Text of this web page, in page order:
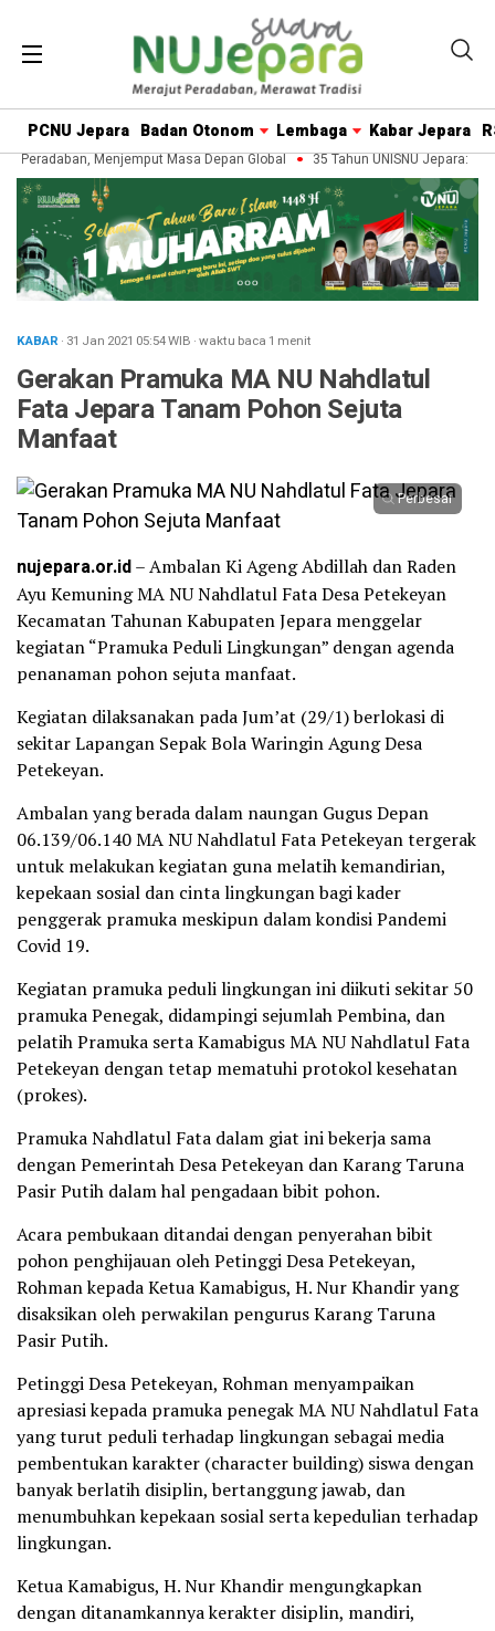
PCNU Jepara Badan Otonom Lembaga Kabar Jepara
Menjemput Masa Depan Global 35 Tahun UNISNU Jepara:
KABAR · 31 Jan 2021 05:54WIB ·waktu baca 1 menit
Gerakan Pramuka MA NU Nahdlatul
Fata Jepara Tanam Pohon Sejuta
Manfaat
Perbesar
nujepara.or.id– Ambalan Ki Ageng Abdillah dan Raden
Ayu Kemuning MA NU Nahdlatul Fata Desa Petekeyan
Kecamatan Tahunan Kabupaten Jepara menggelar
kegiatan “Pramuka Peduli Lingkungan” dengan agenda
penanaman pohon sejuta manfaat.
Kegiatan dilaksanakan pada Jum’at (29/1) berlokasi di
sekitar Lapangan Sepak Bola Waringin Agung Desa
Petekeyan.
Ambalan yang berada dalam naungan Gugus Depan
06.139/06.140 MA NU Nahdlatul Fata Petekeyan tergerak
untuk melakukan kegiatan guna melatih kemandirian,
kepekaan sosial dan cinta lingkungan bagi kader
penggerak pramuka meskipun dalam kondisi Pandemi
Covid 19.
Kegiatan pramuka peduli lingkungan ini diikuti sekitar 50
pramuka Penegak, didampingi sejumlah Pembina, dan
pelatih Pramuka serta Kamabigus MA NU Nahdlatul Fata
Petekeyan dengan tetap mematuhi protokol kesehatan
(prokes).
Pramuka Nahdlatul Fata dalam giat ini bekerja sama
dengan Pemerintah Desa Petekeyan dan Karang Taruna
Pasir Putih dalam hal pengadaan bibit pohon.
Acara pembukaan ditandai dengan penyerahan bibit
pohon penghijauan oleh Petinggi Desa Petekeyan,
Rohman kepada Ketua Kamabigus, H. Nur Khandir yang
disaksikan oleh perwakilan pengurus Karang Taruna
Pasir Putih.
Petinggi Desa Petekeyan, Rohman menyampaikan
apresiasi kepada pramuka penegak MA NU Nahdlatul Fata
yang turut peduli terhadap lingkungan sebagai media
pembentukan karakter (character building) siswa dengan
banyak berlatih disiplin, bertanggung jawab, dan
menumbuhkan kepekaan sosial serta kepedulian terhadap
lingkungan.
Ketua Kamabigus, H. Nur Khandir mengungkapkan
dengan ditanamkannya kerakter disiplin, mandiri,